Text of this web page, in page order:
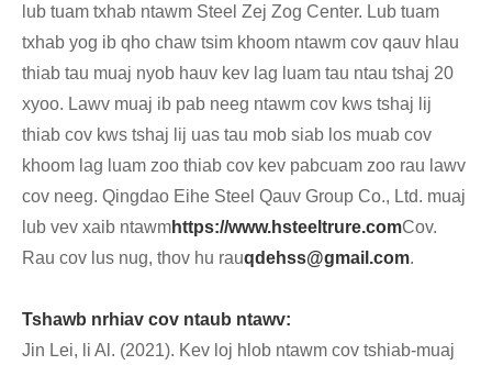
lub tuam txhab ntawm Steel Zej Zog Center. Lub tuam
txhab yog ib qho chaw tsim khoom ntawm cov qauv hlau
thiab tau muaj nyob hauv kev lag luam tau ntau tshaj 20
xyoo. Lawv muaj ib pab neeg ntawm cov kws tshaj lij
thiab cov kws tshaj lij uas tau mob siab los muab cov
khoom lag luam zoo thiab cov kev pabcuam zoo rau lawv
cov neeg. Qingdao Eihe Steel Qauv Group Co., Ltd. muaj
lub vev xaib ntawmhttps://www.hsteeltrure.comCov.
Rau cov lus nug, thov hu rauqdehss@gmail.com.
Tshawb nrhiav cov ntaub ntawv:
Jin Lei, li Al. (2021). Kev loj hlob ntawm cov tshiab-muaj